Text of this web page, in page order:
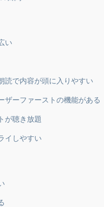
い
読で内容が頭に入りやすい
ザーファーストの機能がある
が聴き放題
イしやすい